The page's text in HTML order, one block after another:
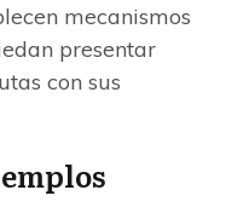
mecanismos
presentar
con sus